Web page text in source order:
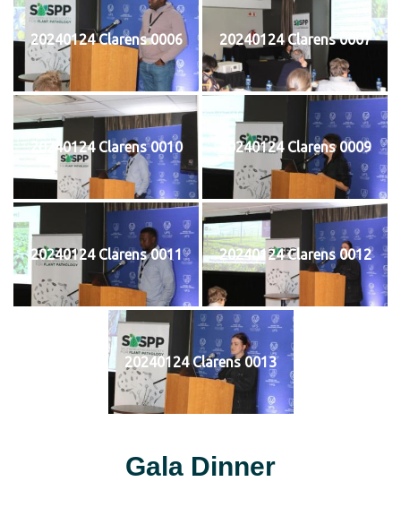
20240124 Clarens 0006 20240124 Clarens 0007
20240124 Clarens 0010 20240124 Clarens 0009
20240124 Clarens 0011 20240124 Clarens 0012
20240124 Clarens 0013
Gala Dinner